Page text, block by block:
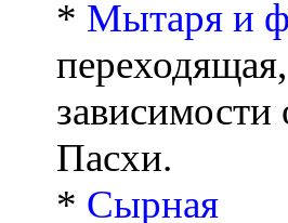
* Мытаря и
зависимости
Пасхи.
* Сырная